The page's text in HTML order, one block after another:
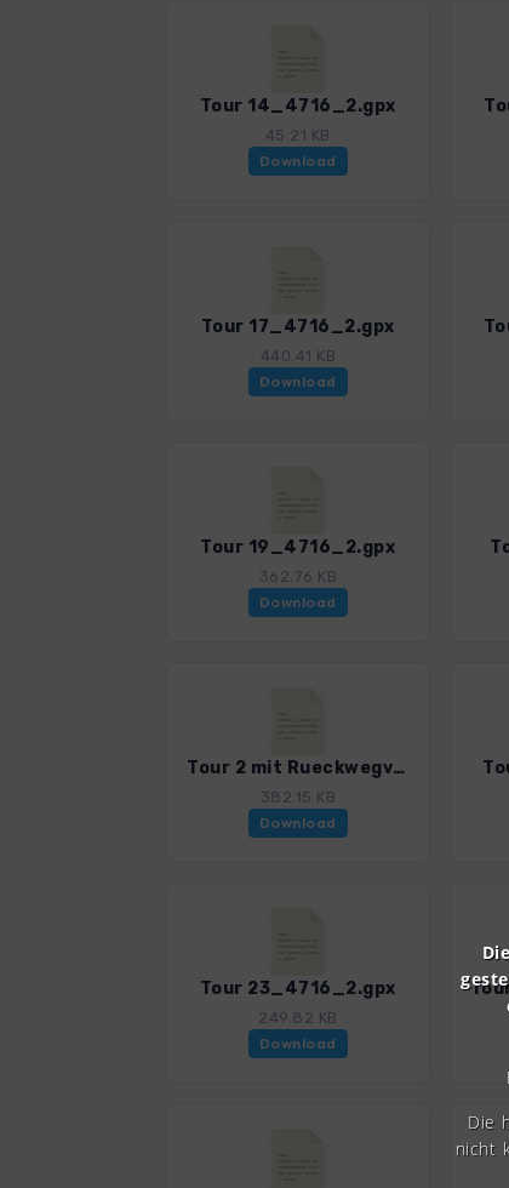
Tour 14_4716_2.gpx
45.21 KB
Download
Tour 17_4716_2.gpx
440.41 KB
Download
Tour 19_4716_2.gpx
362.76 KB
Download
Tour 2 mit Rueckwegvariante_4716_2.gpx
382.15 KB
Download
Tour 23_4716_2.gpx
249.82 KB
Download
Die
nicht